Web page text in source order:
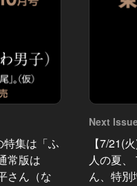
特集は「ふ
常版は
さん（な
Next
【7/21(
人の夏
ん、特